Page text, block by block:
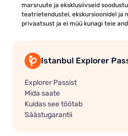
marsruute ja eksklusiivseid
teatrietendustel, ekskursioonidel ja
privaatsust ja ei müü kunagi teie
Istanbul Explorer
Explorer Passist
Mida saate
Kuidas see töötab
Säästugarantii